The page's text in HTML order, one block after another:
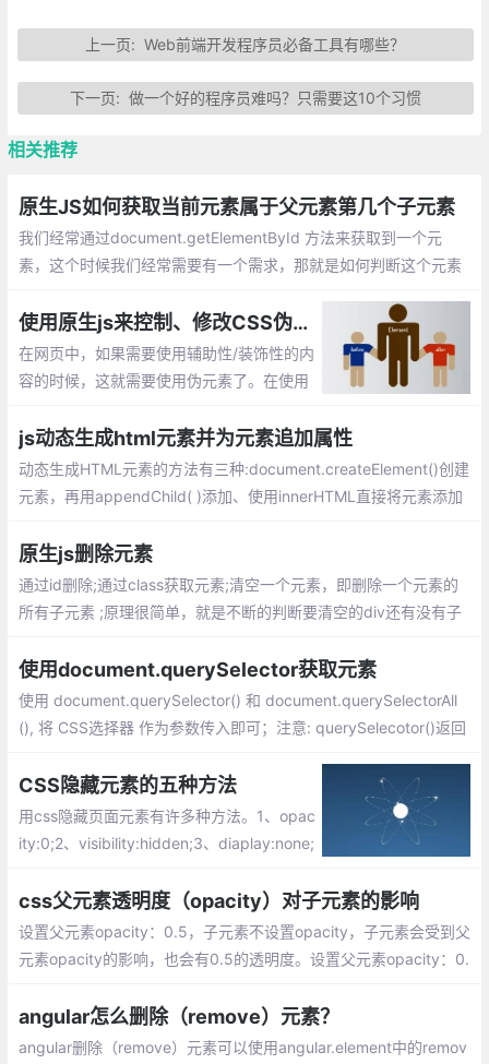
上一页:Web前端开发程序员必备工具有哪些？
下一页: 做一个好的程序员难吗？只需要这10个习惯
相关推荐
原生JS如何获取当前元素属于父元素第几个子元素
我们经常通过document.getElementById 方法来获取到一个元
素，这个时候我们经常需要有一个需求，那就是如何判断这个元素
previousSibling 属性，额外需要注意的是该属性会遍历text节点，
即回车键。
使用原生js来控制、修改CSS伪元素的方法总汇, 例如:before和:after
在网页中，如果需要使用辅助性/装饰性的内
容的时候，这就需要使用伪元素了。在使用
它，这篇文章主要就介绍下如果间接的控
制、修改css中伪元素的方法
js动态生成html元素并为元素追加属性
动态生成HTML元素的方法有三种:document.createElement()创建
元素，再用appendChild( )添加、使用innerHTML直接将元素添加
原生js删除元素
通过id删除;通过class获取元素;清空一个元素，即删除一个元素的
所有子元素 ;原理很简单，就是不断的判断要清空的div还有没有子
删除完毕为止。
使用document.querySelector获取元素
使用 document.querySelector() 和 document.querySelectorAll
(), 将 CSS选择器 作为参数传入即可；注意: querySelecotor()返回
CSS隐藏元素的五种方法
用css隐藏页面元素有许多种方法。1、opac
ity:0;2、visibility:hidden;3、diaplay:none;
可以根据具体情况选择适合的方法来隐藏元
素
css父元素透明度（opacity）对子元素的影响
设置父元素opacity：0.5，子元素不设置opacity，子元素会受到父
元素opacity的影响，也会有0.5的透明度。设置父元素opacity：0.
angular怎么删除（remove）元素？
angular删除（remove）元素可以使用angular.element中的remov